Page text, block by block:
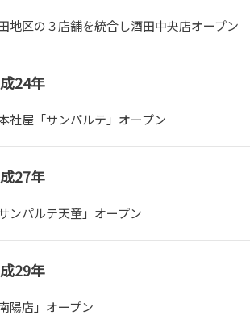
地区の３店舗を統合し酒田中央店オープン
24年
社屋「サンパルテ」オープン
27年
サンパルテ天童」オープン
29年
南陽店」オープン